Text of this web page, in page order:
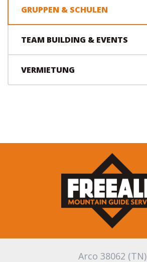
GRUPPEN & SCHULEN
TEAM BUILDING & EVENTS
VERMIETUNG
Arco 38062 (TN)